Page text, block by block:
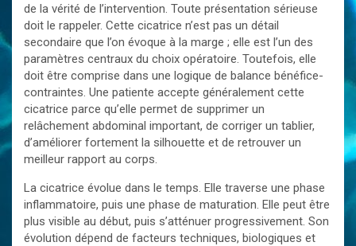
de la vérité de l’intervention. Toute présentation sérieuse
doit le rappeler. Cette cicatrice n’est pas un détail
secondaire que l’on évoque à la marge ; elle est l’un des
paramètres centraux du choix opératoire. Toutefois, elle
doit être comprise dans une logique de balance bénéfice-
contraintes. Une patiente accepte généralement cette
cicatrice parce qu’elle permet de supprimer un
relâchement abdominal important, de corriger un tablier,
d’améliorer fortement la silhouette et de retrouver un
meilleur rapport au corps.
La cicatrice évolue dans le temps. Elle traverse une phase
inflammatoire, puis une phase de maturation. Elle peut être
plus visible au début, puis s’atténuer progressivement. Son
évolution dépend de facteurs techniques, biologiques et